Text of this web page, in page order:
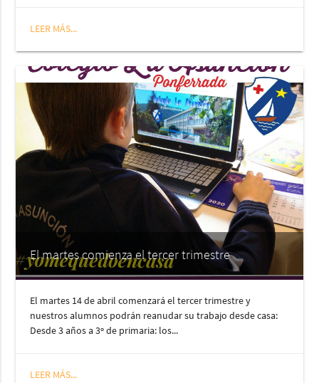
LEER MÁS...
El martes comienza el tercer trimestre
El martes 14 de abril comenzará el tercer trimestre y
nuestros alumnos podrán reanudar su trabajo desde casa:
Desde 3 años a 3º de primaria: los...
LEER MÁS...